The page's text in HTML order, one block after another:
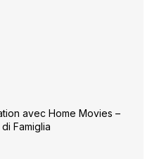
avec Home Movies –
Famiglia